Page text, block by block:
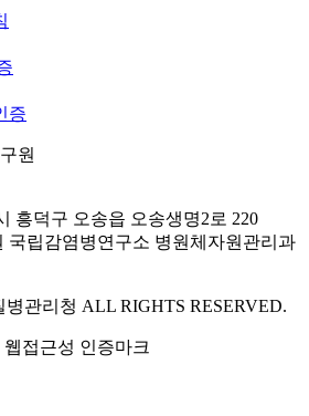
증
원
흥덕구 오송읍 오송생명2로 220
국립감염병연구소 병원체자원관리과
관리청 ALL RIGHTS RESERVED.